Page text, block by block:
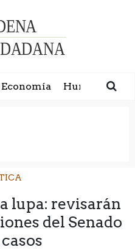
Economía Humanidad
lupa: revisarán
del Senado